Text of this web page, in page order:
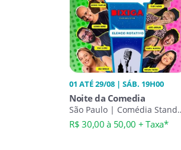
01 ATÉ 29/08 | SÁB. 19H00
Noite da Comedia
São Paulo | Comédia Stand-
Up
R$ 30,00 à 50,00 + Taxa*